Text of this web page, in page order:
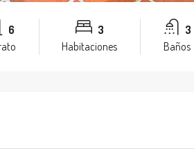
6
3
Habitaciones
3
Baños